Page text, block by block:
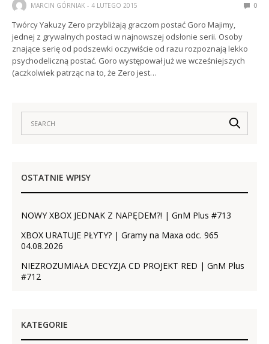
MARCIN GÓRNIAK 4 LUTEGO 2015 0
Twórcy Yakuzy Zero przybliżają graczom postać Goro Majimy,
jednej z grywalnych postaci w najnowszej odsłonie serii. Osoby
znające serię od podszewki oczywiście od razu rozpoznają lekko
psychodeliczną postać. Goro występował już we wcześniejszych
(aczkolwiek patrząc na to, że Zero jest…
OSTATNIE WPISY
NOWY XBOX JEDNAK Z NAPĘDEM?! | GnM Plus #713
XBOX URATUJE PŁYTY? | Gramy na Maxa odc. 965
04.08.2026
NIEZROZUMIAŁA DECYZJA CD PROJEKT RED | GnM Plus
#712
KATEGORIE